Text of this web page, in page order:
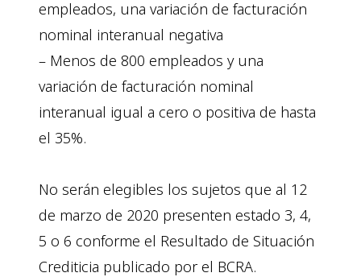
empleados, una variación de facturación
nominal interanual negativa
– Menos de 800 empleados y una
variación de facturación nominal
interanual igual a cero o positiva de hasta
el 35%.
No serán elegibles los sujetos que al 12
de marzo de 2020 presenten estado 3, 4,
5 o 6 conforme el Resultado de Situación
Crediticia publicado por el BCRA.